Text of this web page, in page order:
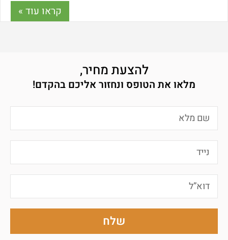
שכנים, להפריד בין שטחים וליצור סככות ואזורים
מוצלים בלי ידע טכני נרחב. מה היתרונות של התקנת
קראו עוד »
להצעת מחיר,
מלאו את הטופס ונחזור אליכם בהקדם!
שלח